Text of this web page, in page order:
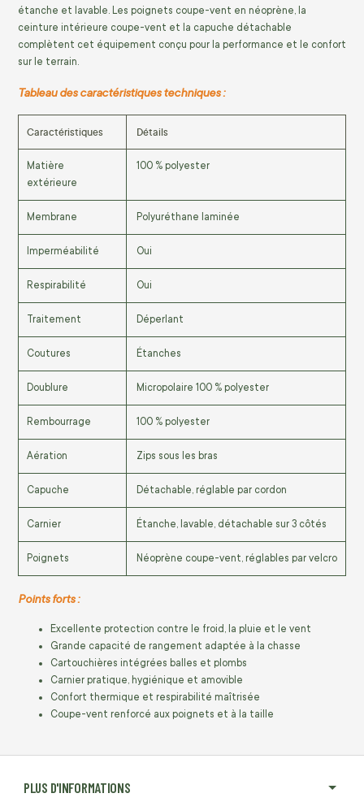
PLUS D'INFORMATIONS
étanche et lavable. Les poignets coupe-vent en néoprène, la
ceinture intérieure coupe-vent et la capuche détachable
complètent cet équipement conçu pour la performance et le confort
sur le terrain.
Tableau des caractéristiques techniques :
Caractéristiques Détails
Matière
extérieure
100 % polyester
Membrane Polyuréthane laminée
Imperméabilité Oui
Respirabilité Oui
Traitement Déperlant
Coutures Étanches
Doublure Micropolaire 100 % polyester
Rembourrage 100 % polyester
Aération Zips sous les bras
Capuche Détachable, réglable par cordon
Carnier Étanche, lavable, détachable sur 3 côtés
Poignets Néoprène coupe-vent, réglables par velcro
Points forts :
Excellente protection contre le froid, la pluie et le vent
Grande capacité de rangement adaptée à la chasse
Cartouchières intégrées balles et plombs
Carnier pratique, hygiénique et amovible
Confort thermique et respirabilité maîtrisée
Coupe-vent renforcé aux poignets et à la taille